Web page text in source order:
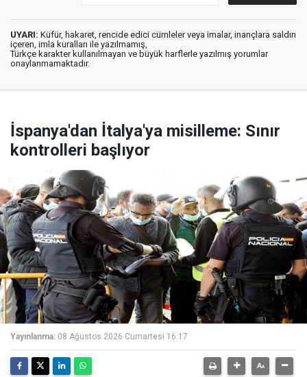
UYARI: Küfür, hakaret, rencide edici cümleler veya imalar, inançlara saldırı
içeren, imla kuralları ile yazılmamış,
Türkçe karakter kullanılmayan ve büyük harflerle yazılmış yorumlar
onaylanmamaktadır.
İspanya'dan İtalya'ya misilleme: Sınır
kontrolleri başlıyor
Yayınlanma: 08 Ağustos 2026 Cumartesi 16:17